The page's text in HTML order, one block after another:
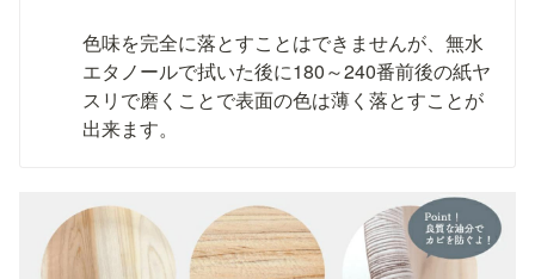
色味を完全に落とすことはできませんが、無水
エタノールで拭いた後に180～240番前後の紙ヤ
スリで磨くことで表面の色は薄く落とすことが
出来ます。